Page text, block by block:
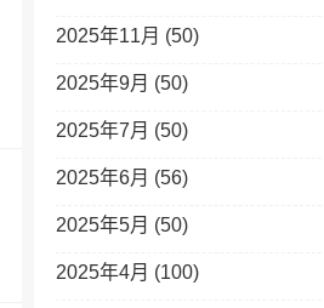
2025年11月 (50)
2025年9月 (50)
2025年7月 (50)
2025年6月 (56)
2025年5月 (50)
2025年4月 (100)